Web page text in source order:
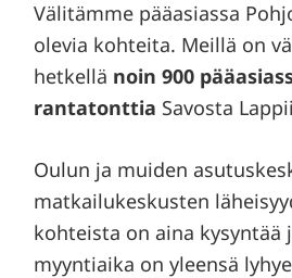
Välitämme pääasiassa
olevia kohteita. Meillä on
hetkellä noin 900
rantatonttia Savosta
Oulun ja muiden
matkailukeskusten
kohteista on aina kysyntää
myyntiaika on yleensä